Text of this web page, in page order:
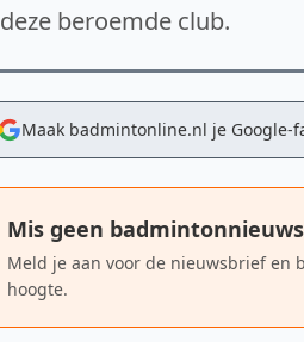
deze beroemde club.
Maak badmintonline.nl je Google-
Mis geen badmintonnieuws
Meld je aan voor de nieuwsbrief en
hoogte.